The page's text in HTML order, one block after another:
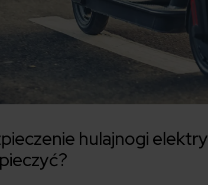
hulajnogi